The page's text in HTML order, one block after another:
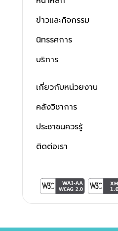
ข่าวและกิจกรรม
นิทรรศการ
บริการ
เกี่ยวกับหน่วยงาน
คลังวิชาการ
ประชาชนควรรู้
ติดต่อเรา